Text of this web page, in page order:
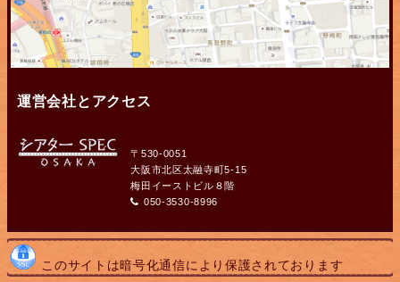
運営会社とアクセス
〒530-0051
大阪市北区太融寺町5-15
梅田イーストビル８階
050-3530-8996
このサイトは暗号化通信により保護されております